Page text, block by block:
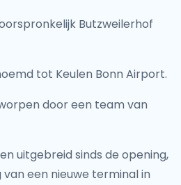
Butzweilerhof
tot Keulen Bonn Airport.
door een team van
uitgebreid sinds de opening,
een nieuwe terminal in